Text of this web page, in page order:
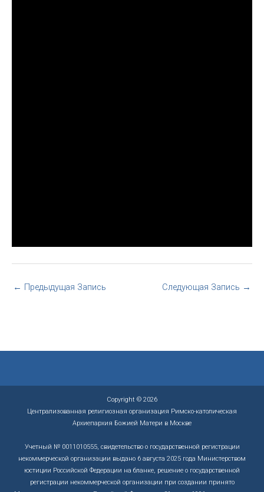
← Предыдущая Запись Следующая Запись →
Copyright © 2026
Централизованная религиозная организация Римско-католическая
Архиепархия Божией Матери в Москве
Учетный № 0011010555, свидетельство о государственной регистрации
некоммерческой организации выдано 6 августа 2025 года Министерством
юстиции Российской Федерации на бланке, решение о государственной
регистрации некоммерческой организации при создании принято